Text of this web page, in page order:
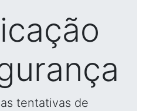
tentativas de